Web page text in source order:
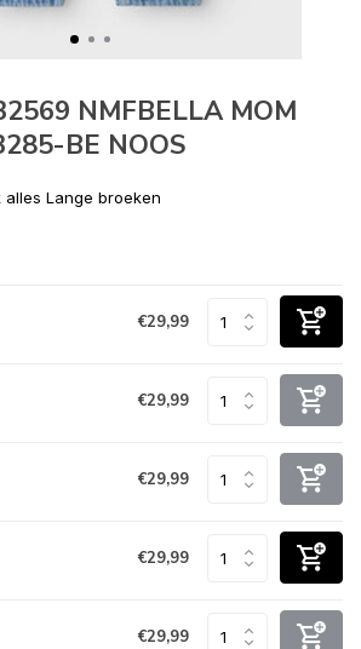
NMFBELLA MOM
BE NOOS
alles Lange broeken
€29,99
€29,99
€29,99
€29,99
€29,99